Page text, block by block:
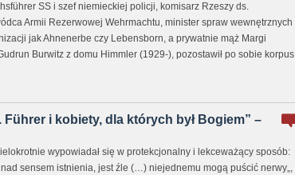
SS i szef niemieckiej policji, komisarz Rzeszy ds.
Armii Rezerwowej Wehrmachtu, minister spraw wewnętrznych
jak Ahnenerbe czy Lebensborn, a prywatnie mąż Margi
Burwitz z domu Himmler (1929-), pozostawił po sobie korpus
Führer i kobiety, dla których był Bogiem” –
wypowiadał się w protekcjonalny i lekceważący sposób:
sensem istnienia, jest źle (…) niejednemu mogą puścić nerwy„,